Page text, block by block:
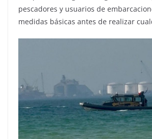
pescadores y usuarios de
medidas básicas antes de realizar